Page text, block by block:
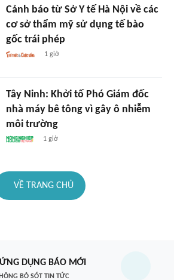
Cảnh báo từ Sở Y tế Hà Nội về các
cơ sở thẩm mỹ sử dụng tế bào
gốc trái phép
1 giờ
Tây Ninh: Khởi tố Phó Giám đốc
nhà máy bê tông vì gây ô nhiễm
môi trường
1 giờ
VỀ TRANG CHỦ
DỤNG BÁO MỚI
BỎ SÓT TIN TỨC